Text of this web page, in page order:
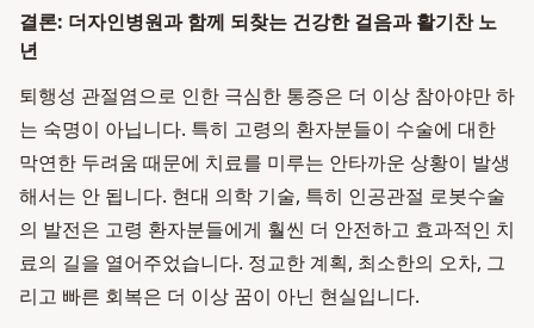
결론: 더자인병원과 함께 되찾는 건강한 걸음과 활기찬 노
년
퇴행성 관절염으로 인한 극심한 통증은 더 이상 참아야만 하
는 숙명이 아닙니다. 특히 고령의 환자분들이 수술에 대한
막연한 두려움 때문에 치료를 미루는 안타까운 상황이 발생
해서는 안 됩니다. 현대 의학 기술, 특히 인공관절 로봇수술
의 발전은 고령 환자분들에게 훨씬 더 안전하고 효과적인 치
료의 길을 열어주었습니다. 정교한 계획, 최소한의 오차, 그
리고 빠른 회복은 더 이상 꿈이 아닌 현실입니다.